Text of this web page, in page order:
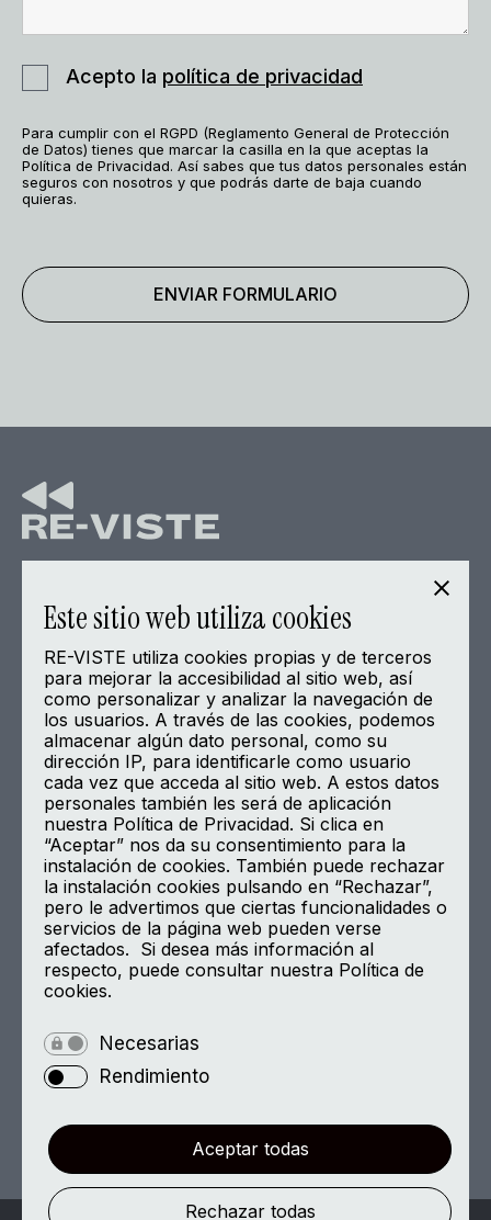
Acepto la política de privacidad
Para cumplir con el RGPD (Reglamento General de Protección
de Datos) tienes que marcar la casilla en la que aceptas la
Política de Privacidad. Así sabes que tus datos personales están
seguros con nosotros y que podrás darte de baja cuando
quieras.
Home
Proyecto piloto
De actualidad
Gobierno corporativo
Únete/Contacto
Canal de Comunicación
Aviso Legal
Política de Privacidad
Política de Cookies
Encuéntranos en
Calle de Velázquez 108, planta 8
28006 Madrid
Este sitio web utiliza cookies
RE-VISTE utiliza cookies propias y de terceros
para mejorar la accesibilidad al sitio web, así
como personalizar y analizar la navegación de
los usuarios. A través de las cookies, podemos
almacenar algún dato personal, como su
dirección IP, para identificarle como usuario
cada vez que acceda al sitio web. A estos datos
personales también les será de aplicación
nuestra Política de Privacidad. Si clica en
“Aceptar” nos da su consentimiento para la
instalación de cookies. También puede rechazar
la instalación cookies pulsando en “Rechazar”,
pero le advertimos que ciertas funcionalidades o
servicios de la página web pueden verse
afectados. Si desea más información al
respecto, puede consultar nuestra Política de
cookies.
Necesarias
Rendimiento
Aceptar todas
Rechazar todas